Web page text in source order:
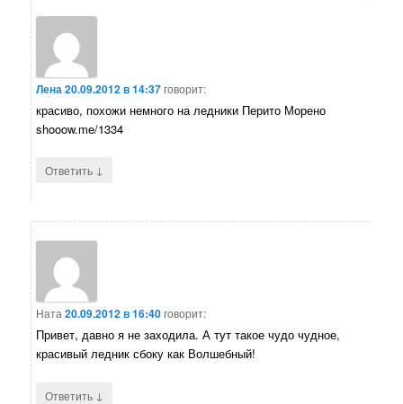
Лена20.09.2012 в 14:37говорит:
красиво, похожи немного на ледники Перито Морено
shooow.me/1334
Ответить ↓
Ната20.09.2012 в 16:40говорит:
Привет, давно я не заходила. А тут такое чудо чудное,
красивый ледник сбоку как Волшебный!
Ответить ↓